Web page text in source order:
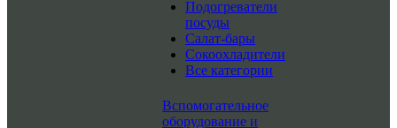
Подогреватели
посуды
Салат-бары
Сокоохладители
Все категории
Вспомогательное
оборудование и